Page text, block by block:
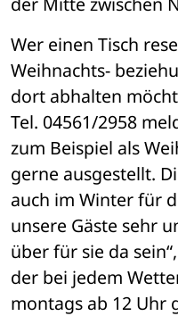
Wer einen Tisch
Weihnachts-
dort abhalten
Tel. 04561/2958
zum Beispiel als
gerne ausgestellt.
auch im Winter für
unsere Gäste sehr
über für sie da
der bei jedem
montags ab 12 Uhr